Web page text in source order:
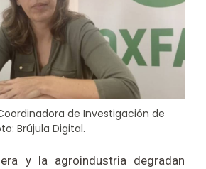
de Investigación de
Brújula Digital.
y la agroindustria degradan